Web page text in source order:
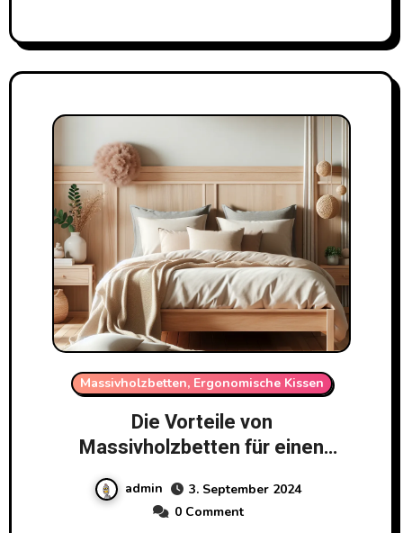
Massivholzbetten, Ergonomische Kissen
Die Vorteile von
Massivholzbetten für einen
admin
3. September 2024
0 Comment